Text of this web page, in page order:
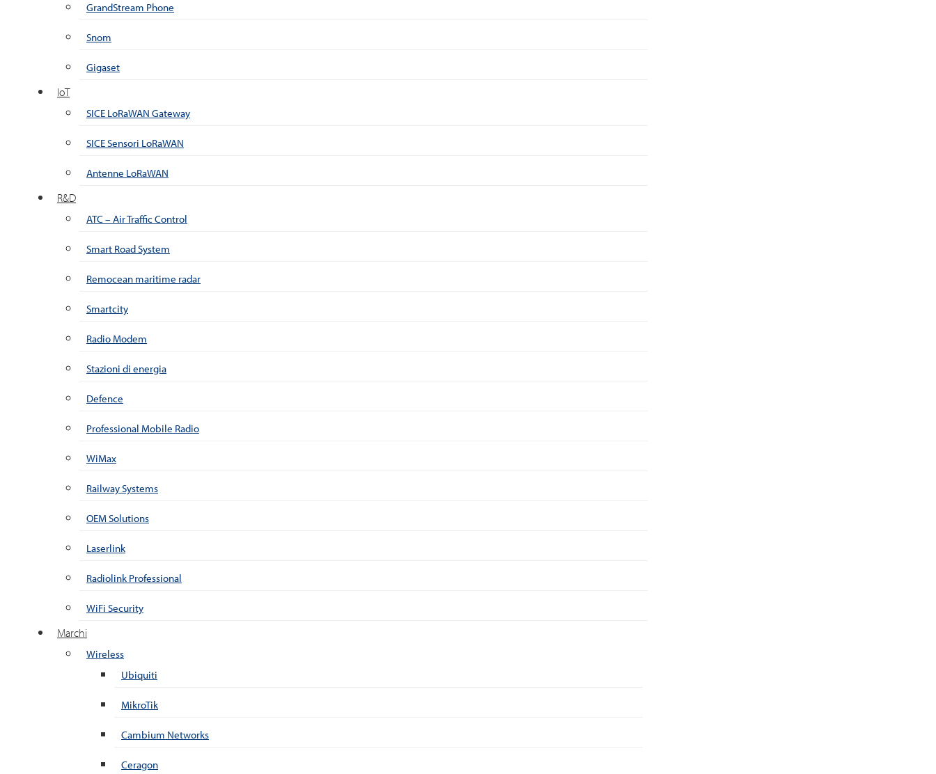
GrandStream Phone
Snom
Gigaset
IoT
SICE LoRaWAN Gateway
SICE Sensori LoRaWAN
Antenne LoRaWAN
R&D
ATC – Air Traffic Control
Smart Road System
Remocean maritime radar
Smartcity
Radio Modem
Stazioni di energia
Defence
Professional Mobile Radio
WiMax
Railway Systems
OEM Solutions
Laserlink
Radiolink Professional
WiFi Security
Marchi
Wireless
Ubiquiti
MikroTik
Cambium Networks
Ceragon